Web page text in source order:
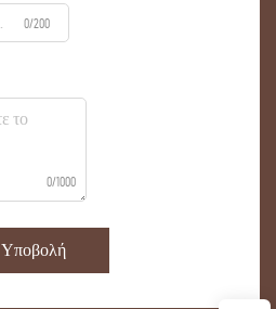
0/200
0/1000
Υποβολή